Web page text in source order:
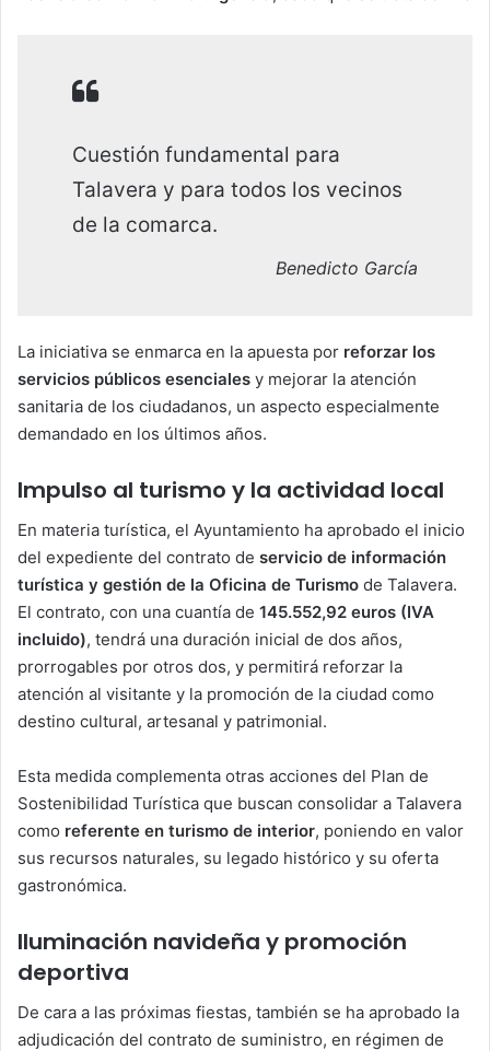
Cuestión fundamental para
Talavera y para todos los vecinos
de la comarca.
Benedicto García
La iniciativa se enmarca en la apuesta por reforzar los
servicios públicos esenciales y mejorar la atención
sanitaria de los ciudadanos, un aspecto especialmente
demandado en los últimos años.
Impulso al turismo y la actividad local
En materia turística, el Ayuntamiento ha aprobado el inicio
del expediente del contrato de servicio de información
turística y gestión de la Oficina de Turismo de Talavera.
El contrato, con una cuantía de 145.552,92 euros (IVA
incluido), tendrá una duración inicial de dos años,
prorrogables por otros dos, y permitirá reforzar la
atención al visitante y la promoción de la ciudad como
destino cultural, artesanal y patrimonial.
Esta medida complementa otras acciones del Plan de
Sostenibilidad Turística que buscan consolidar a Talavera
como referente en turismo de interior, poniendo en valor
sus recursos naturales, su legado histórico y su oferta
gastronómica.
Iluminación navideña y promoción
deportiva
De cara a las próximas fiestas, también se ha aprobado la
adjudicación del contrato de suministro, en régimen de